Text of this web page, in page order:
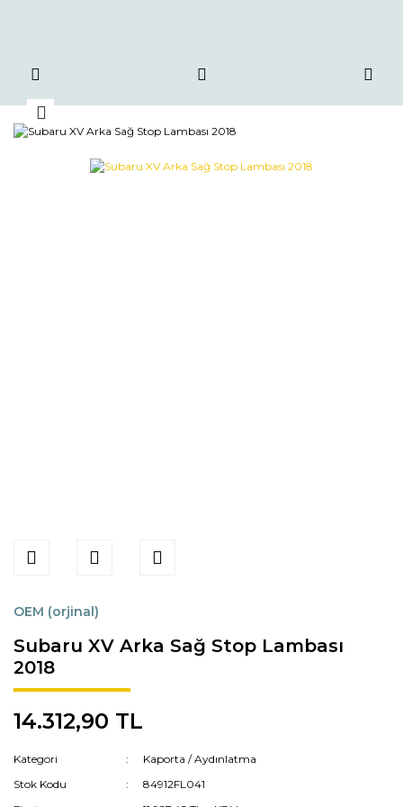
OEM (orjinal)
Subaru XV Arka Sağ Stop Lambası
2018
14.312,90 TL
Kategori
Kaporta / Aydınlatma
Stok Kodu
84912FL041